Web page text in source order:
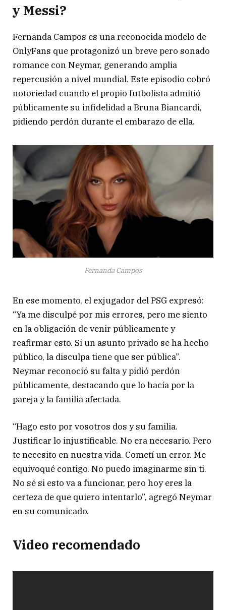
y Messi?
Fernanda Campos es una reconocida modelo de
OnlyFans que protagonizó un breve pero sonado
romance con Neymar, generando amplia
repercusión a nivel mundial. Este episodio cobró
notoriedad cuando el propio futbolista admitió
públicamente su infidelidad a Bruna Biancardi,
pidiendo perdón durante el embarazo de ella.
Fernanda Campos
En ese momento, el exjugador del PSG expresó:
“Ya me disculpé por mis errores, pero me siento
en la obligación de venir públicamente y
reafirmar esto. Si un asunto privado se ha hecho
público, la disculpa tiene que ser pública”.
Neymar reconoció su falta y pidió perdón
públicamente, destacando que lo hacía por la
pareja y la familia afectada.
“Hago esto por vosotros dos y su familia.
Justificar lo injustificable. No era necesario. Pero
te necesito en nuestra vida. Cometí un error. Me
equivoqué contigo. No puedo imaginarme sin ti.
No sé si esto va a funcionar, pero hoy eres la
certeza de que quiero intentarlo”, agregó Neymar
en su comunicado.
Video recomendado